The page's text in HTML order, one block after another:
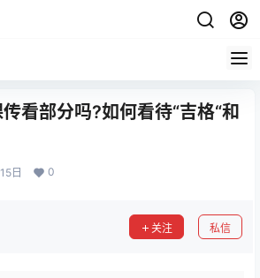
看部分吗?如何看待“吉格“和
日 0
关注 私信